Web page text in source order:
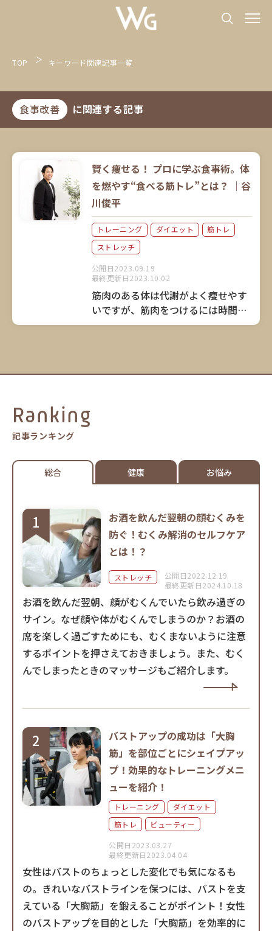
TOP キーワード関連記事一覧
食事改善 に関連する記事
賢く痩せる！ プロに学ぶ食事術。体
を燃やす“食べる筋トレ”とは？ ｜谷
川俊平
筋肉のある体は代謝がよく痩せやす
いですが、筋肉をつけるには時間が
かかります。しかし谷川俊平さんは
トレーニング ダイエット
筋トレ
ストレッチ
公開日2023.09.19
最終更新日2023.10.02
Ranking
記事ランキング
総合 健康 お悩み
お酒を飲んだ翌朝の顔むくみを
防ぐ！むくみ解消のセルフケア
とは！？
ストレッチ
公開日2022.12.19
最終更新日2024.10.18
お酒を飲んだ翌朝、顔がむくんでいたら飲み過ぎの
サイン。なぜ顔や体がむくんでしまうのか？お酒の
席を楽しく過ごすためにも、むくまないように注意
するポイントを押さえておきましょう。また、むく
んでしまったときのマッサージもご紹介します。
バストアップの成功は「大胸
筋」を部位ごとにシェイプアッ
プ！効果的なトレーニングメニ
ューを紹介！
トレーニング
ダイエット
筋トレ
ビューティー
公開日2023.03.27
最終更新日2023.04.04
女性はバストのちょっとした変化でも気になるも
の。きれいなバストラインを保つには、バストを支
えている「大胸筋」を鍛えることがポイント！女性
のバストアップを目的とした「大胸筋」を効率的に